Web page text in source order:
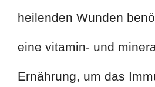
heilenden Wunden
eine vitamin- und
Ernährung, um das